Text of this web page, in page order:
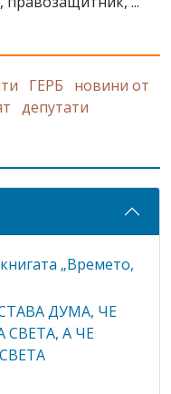
ГЕРБ
новини от
депутати
„Времето,
ДУМА, ЧЕ
А ЧЕ